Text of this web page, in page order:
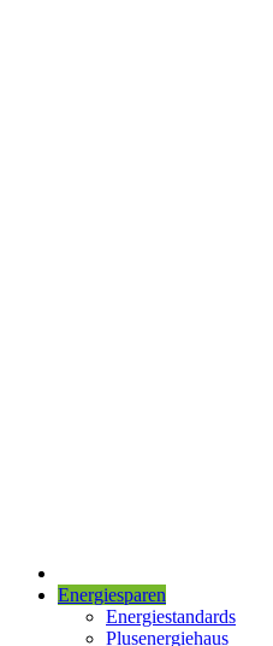
Energiesparen
Energiestandards
Plusenergiehaus